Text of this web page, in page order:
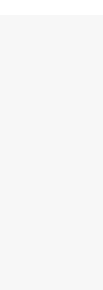
лак подчеркнет
дубового шпона.